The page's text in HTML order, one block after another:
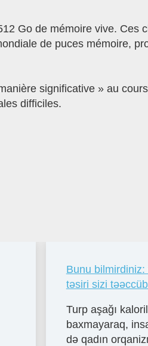
Go de mémoire vive. Ces
de puces mémoire,
significative » au
difficiles.
Bunu bilmirdiniz:
təsiri sizi
Turp aşağı
baxmayaraq,
də qadın